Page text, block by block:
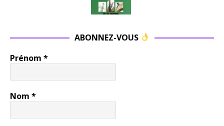
ABONNEZ-VOUS
Prénom *
Nom *